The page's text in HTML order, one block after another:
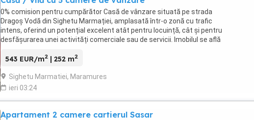
0% comision pentru cumpărător Casă de vânzare situată pe strada
Dragoș Vodă din Sighetu Marmației, amplasată într-o zonă cu trafic
intens, oferind un potențial excelent atât pentru locuință, cât și pentru
desfășurarea unei activități comerciale sau de servicii. Imobilul se află
543 EUR/m2 | 252 m2
Sighetu Marmatiei, Maramures
ieri 03:24
Apartament 2 camere cartierul Sasar